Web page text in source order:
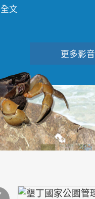
全文
更多影音